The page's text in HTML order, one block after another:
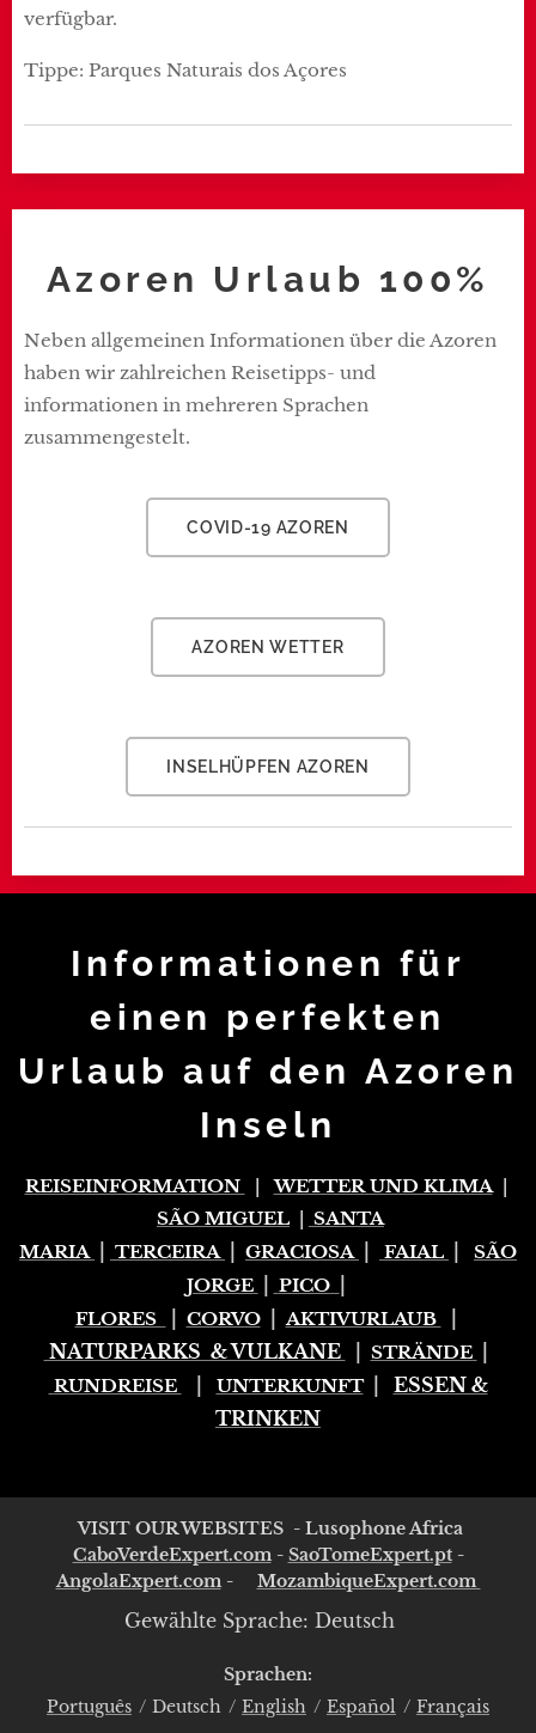
verfügbar.
Tippe: Parques Naturais dos Açores
Azoren Urlaub 100%
Neben allgemeinen Informationen über die Azoren
haben wir zahlreichen Reisetipps- und
informationen in mehreren Sprachen
zusammengestelt.
COVID-19 AZOREN
AZOREN WETTER
INSELHÜPFEN AZOREN
Informationen für
einen perfekten
Urlaub auf den Azoren
Inseln
REISEINFORMATION |WETTER UND KLIMA
SÃO MIGUEL
SANTA
MARIA
TERCEIRA GRACIOSA FAIAL
SÃO
JORGE
PICO
FLORES CORVO |AKTIVURLAUB
NATURPARKS & VULKANE
STRÄNDE
RUNDREISE UNTERKUNFT
ESSEN &
TRINKEN
VISIT OUR WEBSITES - Lusophone Africa
CaboVerdeExpert.com- SaoTomeExpert.pt-
AngolaExpert.com- MozambiqueExpert.com
Gewählte Sprache: Deutsch
Sprachen
Português
Deutsch English Español Français